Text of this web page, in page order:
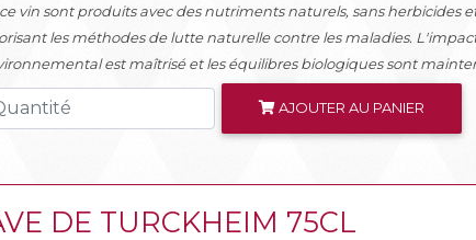
vin sont produits avec des nutriments naturels, sans herbicides
les méthodes de lutte naturelle contre les maladies.
est maîtrisé et les équilibres biologiques sont
AJOUTER AU PANIER
DE TURCKHEIM 75CL